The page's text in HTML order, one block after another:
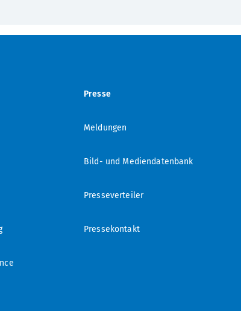
Presse
Meldungen
Bild- und Mediendatenbank
Presseverteiler
Pressekontakt